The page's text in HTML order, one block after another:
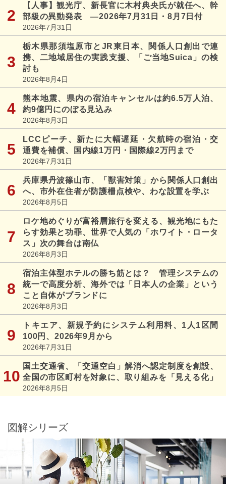
【人事】観光庁、新長官に木村典央氏が就任へ、幹
部級の異動発表 ―2026年7月31日・8月7日付
2026年7月31日
栃木県那須塩原市とJR東日本、関係人口創出で連
携、二地域居住の実践支援、「ご当地Suica」の検
討も
2026年8月4日
熊本地震、県内の宿泊キャンセルは約6.5万人泊、
約9億円にのぼる見込み
2026年8月3日
LCCピーチ、新たに大幅遅延・欠航時の宿泊・交
通費を補償、国内線1万円・国際線2万円まで
2026年7月31日
兵庫県丹波篠山市、「獣害対策」から関係人口創出
へ、市外在住者が防護柵点検や、わな設置を学ぶ
2026年8月5日
ロケ地めぐりが富裕層旅行を変える、観光地にもた
らす効果と功罪、世界で人気の「ホワイト・ロータ
ス」次の舞台は南仏
2026年8月3日
宿泊主体型ホテルの勝ち筋とは？ 管理システムの
統一で高度分析、海外では「日本人の企業」という
こと自体がブランドに
2026年8月3日
トキエア、新規予約にシステム利用料、1人1区間
100円、2026年9月から
2026年7月31日
国土交通省、「交通空白」解消へ認定制度を創設、
全国の市区町村を対象に、取り組みを「見える化」
2026年8月5日
図解シリーズ